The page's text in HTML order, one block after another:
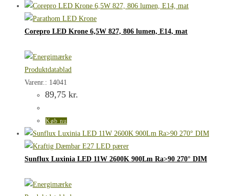
Corepro LED Krone 6,5W 827, 806 lumen, E14, mat
Produktdatablad
Varenr.: 14041
89,75 kr.
Køb nu
Sunflux Luxinia LED 11W 2600K 900Lm Ra>90 270° DIM